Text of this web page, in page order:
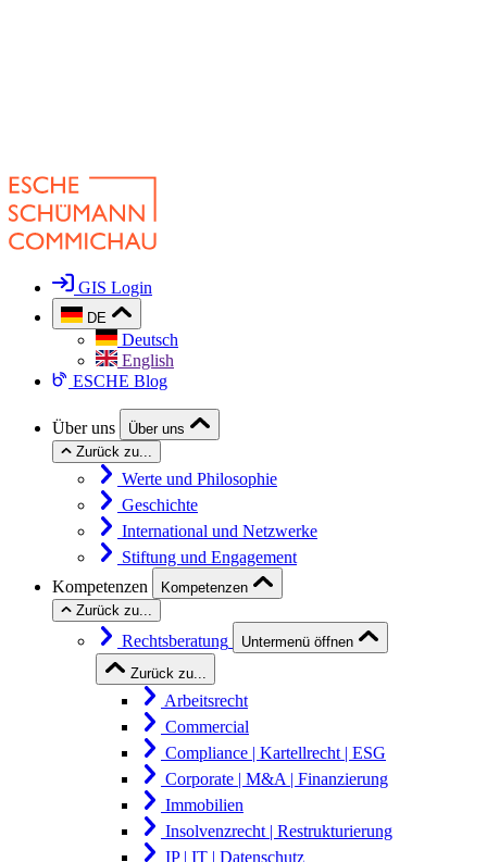
GIS Login
DE
Deutsch
English
ESCHE Blog
Über uns
Über uns
Zurück zu...
Werte und Philosophie
Geschichte
International und Netzwerke
Stiftung und Engagement
Kompetenzen
Kompetenzen
Zurück zu...
Rechtsberatung
Untermenü öffnen
Zurück zu...
Arbeitsrecht
Commercial
Compliance | Kartellrecht | ESG
Corporate | M&A | Finanzierung
Immobilien
Insolvenzrecht | Restrukturierung
IP | IT | Datenschutz